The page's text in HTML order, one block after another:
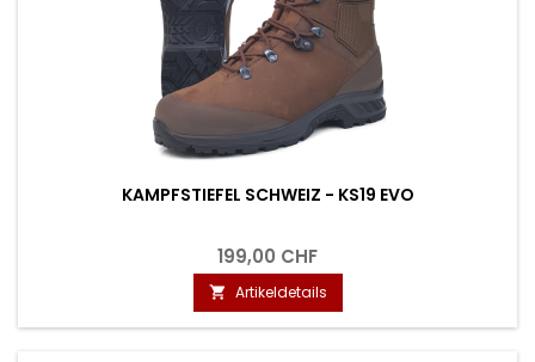
KAMPFSTIEFEL SCHWEIZ - KS19 EVO
199,00 CHF
 Artikeldetails